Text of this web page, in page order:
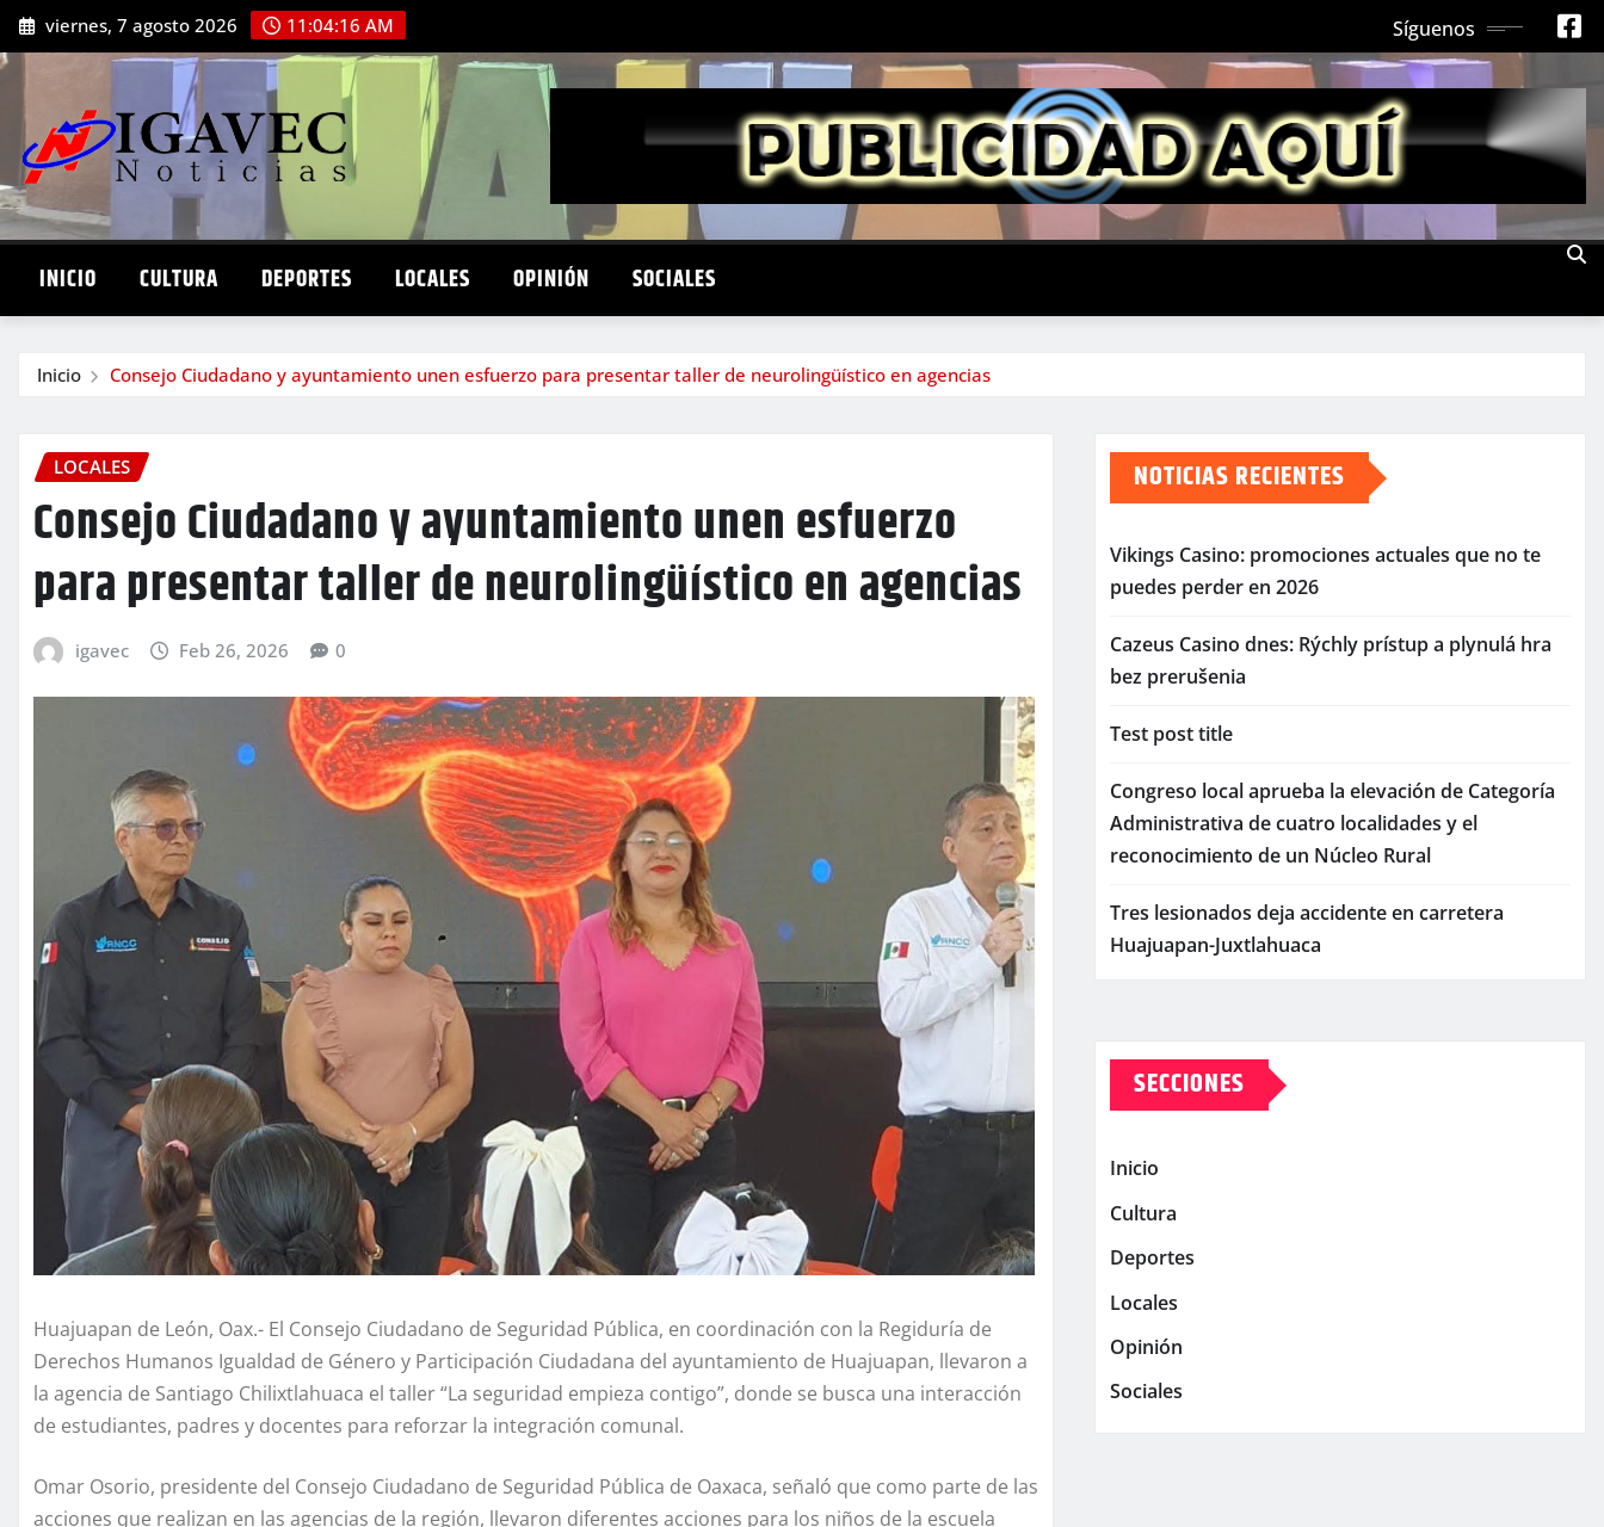
Saltar
al
contenido
viernes, 7 agosto 2026 11:04:17 AM Síguenos
INICIO CULTURA DEPORTES LOCALES OPINIÓN SOCIALES
Inicio Consejo Ciudadano y ayuntamiento unen esfuerzo para presentar taller de neurolingüístico en agencias
LOCALES
Consejo Ciudadano y ayuntamiento unen esfuerzo
para presentar taller de neurolingüístico en agencias
igavec Feb 26, 2026 0
Huajuapan de León, Oax.- El Consejo Ciudadano de Seguridad Pública, en coordinación con la Regiduría de
Derechos Humanos Igualdad de Género y Participación Ciudadana del ayuntamiento de Huajuapan, llevaron a
la agencia de Santiago Chilixtlahuaca el taller “La seguridad empieza contigo”, donde se busca una interacción
de estudiantes, padres y docentes para reforzar la integración comunal.
Omar Osorio, presidente del Consejo Ciudadano de Seguridad Pública de Oaxaca, señaló que como parte de las
acciones que realizan en las agencias de la región, llevaron diferentes acciones para los niños de la escuela
NOTICIAS RECIENTES
Vikings Casino: promociones actuales que no te
puedes perder en 2026
Cazeus Casino dnes: Rýchly prístup a plynulá hra
bez prerušenia
Test post title
Congreso local aprueba la elevación de Categoría
Administrativa de cuatro localidades y el
reconocimiento de un Núcleo Rural
Tres lesionados deja accidente en carretera
Huajuapan-Juxtlahuaca
SECCIONES
Inicio
Cultura
Deportes
Locales
Opinión
Sociales